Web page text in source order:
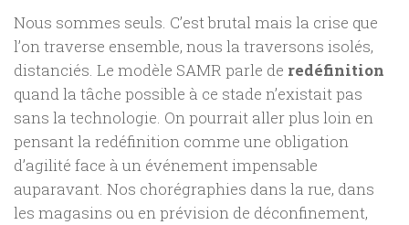
Nous sommes seuls. C’est brutal mais la crise que
l’on traverse ensemble, nous la traversons isolés,
distanciés. Le modèle SAMR parle de redéfinition
quand la tâche possible à ce stade n’existait pas
sans la technologie. On pourrait aller plus loin en
pensant la redéfinition comme une obligation
d’agilité face à un événement impensable
auparavant. Nos chorégraphies dans la rue, dans
les magasins ou en prévision de déconfinement,